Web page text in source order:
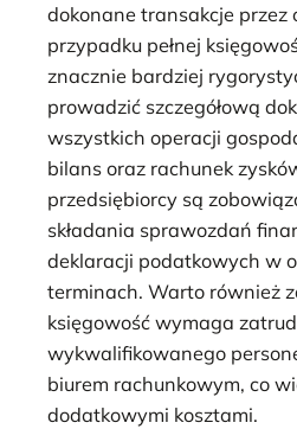
dokonane transakcje przez
przypadku pełnej
znacznie bardziej
prowadzić szczegółową
wszystkich operacji
bilans oraz rachunek
przedsiębiorcy są
składania sprawozdań
deklaracji podatkowych w
terminach. Warto również
księgowość wymaga
wykwalifikowanego
biurem rachunkowym, co
dodatkowymi kosztami.